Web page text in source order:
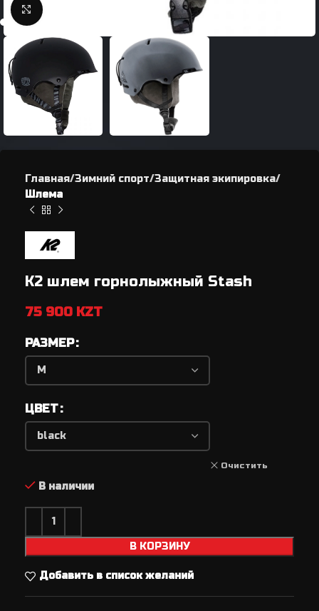
Нажмите, чтобы увеличить
Главная Зимний спорт Защитная экипировка
Шлема
K2 шлем горнолыжный Stash
75 900 KZT
РАЗМЕР
ЦВЕТ
Очистить
В наличии
В КОРЗИНУ
Добавить в список желаний